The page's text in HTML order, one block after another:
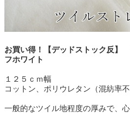
お買い得！【デッドストック反
フホワイト
１２５ｃｍ幅
コットン、ポリウレタン（混紡率不
一般的なツイル地程度の厚みで、